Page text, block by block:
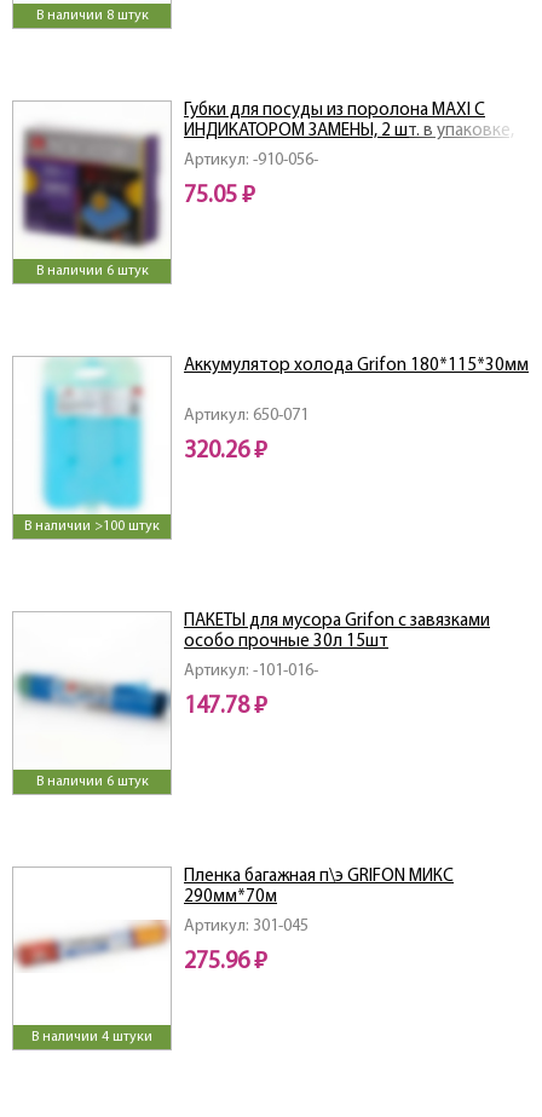
В наличии 8 штук
В наличии 6 штук
Артикул: -910-056-
Губки для посуды из поролона MAXI С
ИНДИКАТОРОМ ЗАМЕНЫ, 2 шт. в упаковке,
размер 107 × 70 × 36 мм, "GRIFON
75.05 ₽
В наличии >100 штук
Артикул: 650-071
Аккумулятор холода Grifon 180*115*30мм
320.26 ₽
В наличии 6 штук
Артикул: -101-016-
ПАКЕТЫ для мусора Grifon с завязками
особо прочные 30л 15шт
147.78 ₽
В наличии 4 штуки
Артикул: 301-045
Пленка багажная п\э GRIFON МИКС
290мм*70м
275.96 ₽